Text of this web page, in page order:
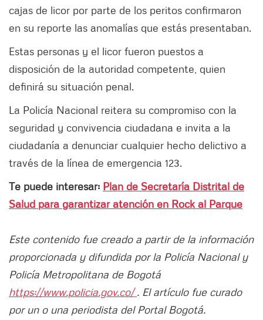
cajas de licor por parte de los peritos confirmaron
en su reporte las anomalías que estás presentaban.
Estas personas y el licor fueron puestos a
disposición de la autoridad competente, quien
definirá su situación penal.
La Policía Nacional reitera su compromiso con la
seguridad y convivencia ciudadana e invita a la
ciudadanía a denunciar cualquier hecho delictivo a
través de la línea de emergencia 123.
Te puede interesar: Plan de Secretaría Distrital de
Salud para garantizar atención en Rock al Parque
Este contenido fue creado a partir de la información
proporcionada y difundida por la Policía Nacional y
Policía Metropolitana de Bogotá
https://www.policia.gov.co/. El artículo fue curado
por un o una periodista del Portal Bogotá.